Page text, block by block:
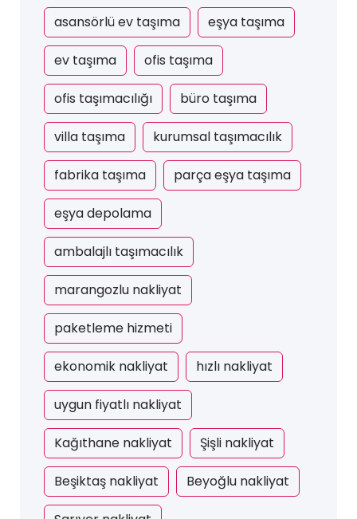
asansörlü ev taşıma eşya taşıma
ev taşıma ofis taşıma
ofis taşımacılığı büro taşıma
villa taşıma kurumsal taşımacılık
fabrika taşıma parça eşya taşıma
eşya depolama
ambalajlı taşımacılık
marangozlu nakliyat
paketleme hizmeti
ekonomik nakliyat hızlı nakliyat
uygun fiyatlı nakliyat
Kağıthane nakliyat Şişli nakliyat
Beşiktaş nakliyat Beyoğlu nakliyat